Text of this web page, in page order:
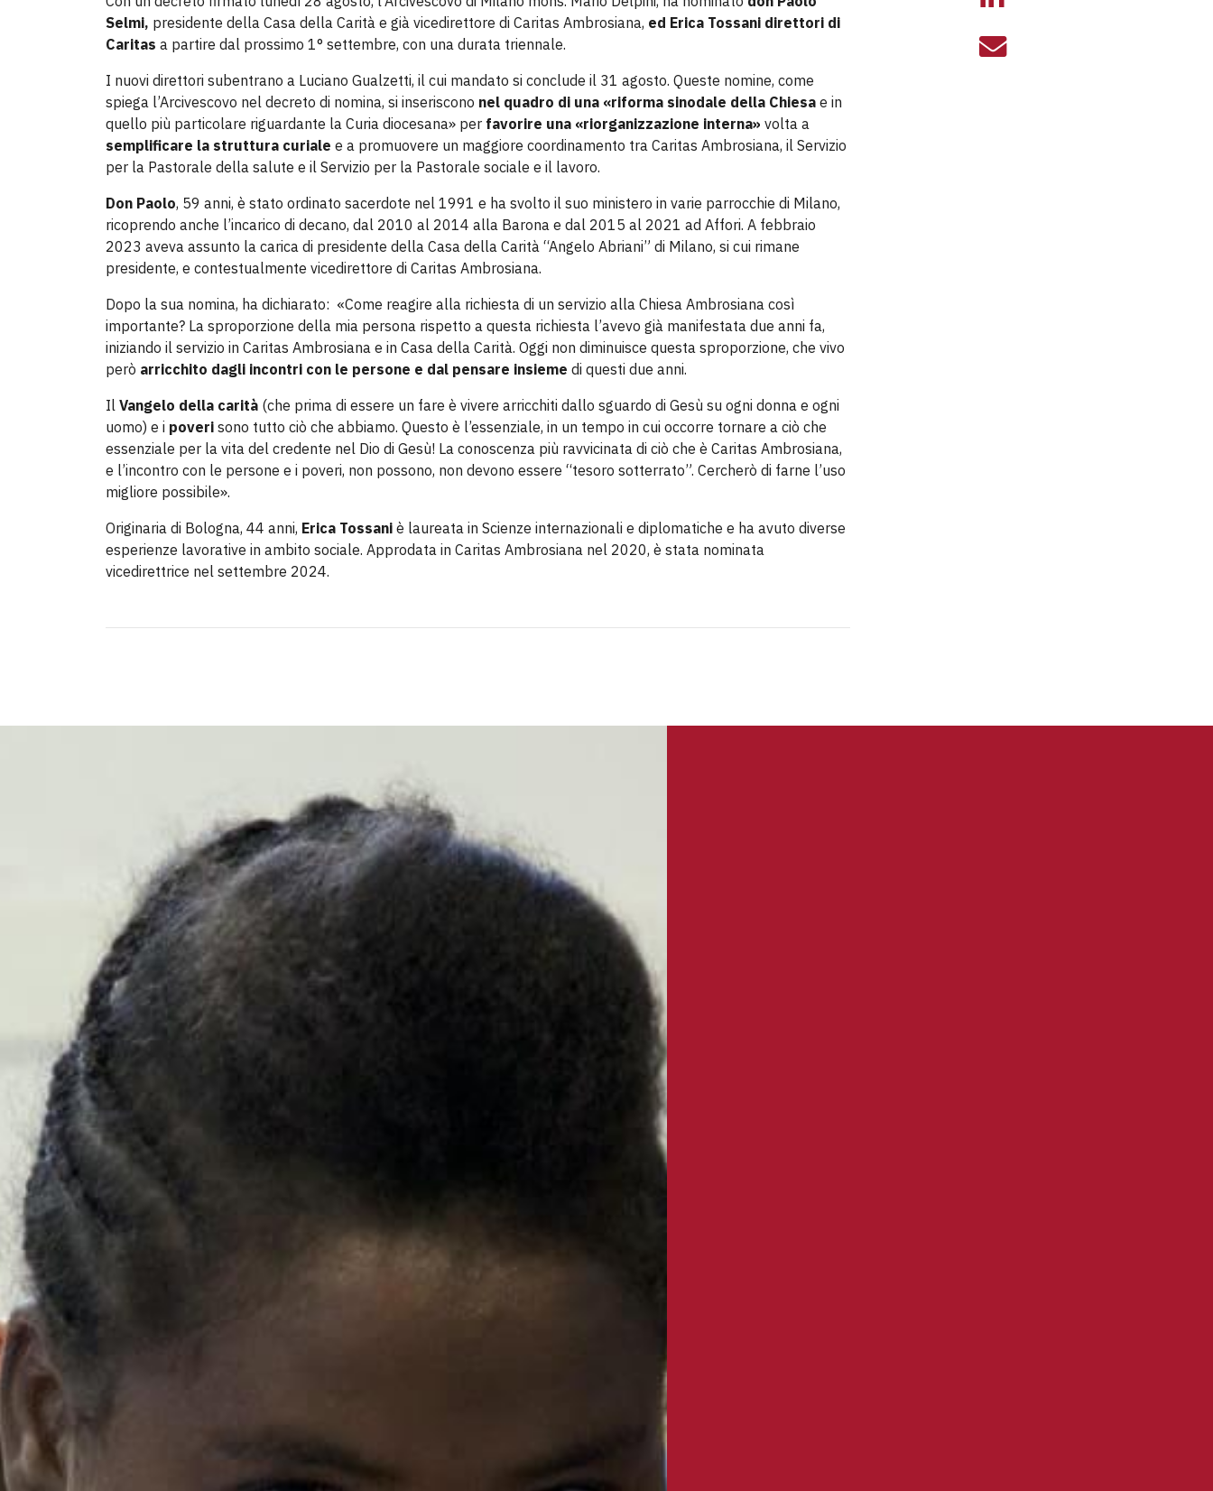
Selmi, presidente della Casa della Carità e già vicedirettore di Caritas Ambrosiana, ed Erica Tossani direttori di
Caritas a partire dal prossimo 1° settembre, con una durata triennale.
I nuovi direttori subentrano a Luciano Gualzetti, il cui mandato si conclude il 31 agosto. Queste nomine, come
spiega l’Arcivescovo nel decreto di nomina, si inseriscono nel quadro di una «riforma sinodale della Chiesa e in
quello più particolare riguardante la Curia diocesana» per favorire una «riorganizzazione interna» volta a
semplificare la struttura curiale e a promuovere un maggiore coordinamento tra Caritas Ambrosiana, il Servizio
per la Pastorale della salute e il Servizio per la Pastorale sociale e il lavoro.
Don Paolo, 59 anni, è stato ordinato sacerdote nel 1991 e ha svolto il suo ministero in varie parrocchie di Milano,
ricoprendo anche l’incarico di decano, dal 2010 al 2014 alla Barona e dal 2015 al 2021 ad Affori. A febbraio
2023 aveva assunto la carica di presidente della Casa della Carità “Angelo Abriani” di Milano, si cui rimane
presidente, e contestualmente vicedirettore di Caritas Ambrosiana.
Dopo la sua nomina, ha dichiarato: «Come reagire alla richiesta di un servizio alla Chiesa Ambrosiana così
importante? La sproporzione della mia persona rispetto a questa richiesta l’avevo già manifestata due anni fa,
iniziando il servizio in Caritas Ambrosiana e in Casa della Carità. Oggi non diminuisce questa sproporzione, che vivo
però arricchito dagli incontri con le persone e dal pensare insieme di questi due anni.
Il Vangelo della carità (che prima di essere un fare è vivere arricchiti dallo sguardo di Gesù su ogni donna e ogni
uomo) e i poveri sono tutto ciò che abbiamo. Questo è l’essenziale, in un tempo in cui occorre tornare a ciò che
essenziale per la vita del credente nel Dio di Gesù! La conoscenza più ravvicinata di ciò che è Caritas Ambrosiana,
e l’incontro con le persone e i poveri, non possono, non devono essere “tesoro sotterrato”. Cercherò di farne l’uso
migliore possibile».
Originaria di Bologna, 44 anni, Erica Tossani è laureata in Scienze internazionali e diplomatiche e ha avuto diverse
esperienze lavorative in ambito sociale. Approdata in Caritas Ambrosiana nel 2020, è stata nominata
vicedirettrice nel settembre 2024.
DON PAOLO